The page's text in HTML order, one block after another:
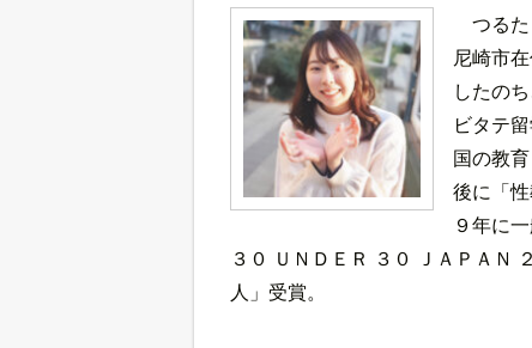
つる
尼崎市
したの
ビタテ
国の教
後に「
９年に
３０ ＵＮＤＥＲ ３０ ＪＡＰＡＮ
人」受賞。